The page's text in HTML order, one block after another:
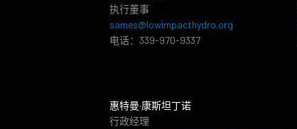
执行董事
sames@lowimpacthydro.org
电话：339-970-9337
惠特曼·康斯坦丁诺
行政经理